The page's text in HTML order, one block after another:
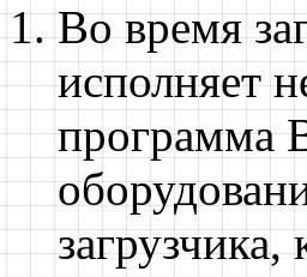
Во время
исполняет
программа
загрузчика,